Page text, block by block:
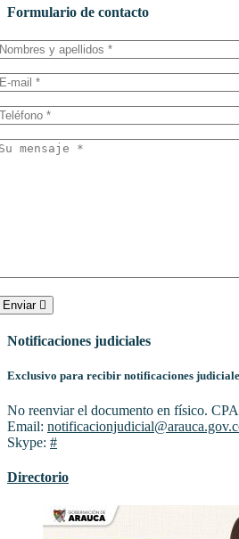
Formulario de contacto
Enviar
Notificaciones judiciales
Exclusivo para recibir notificaciones
No reenviar el documento en físico.
Email:
Skype: #
Directorio